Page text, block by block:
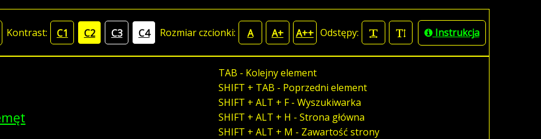
Kontrast: C1 C2 C3 C4 Rozmiar czcionki: A A+ A++ Odstępy: Instrukcja
TAB - Kolejny element
SHIFT + TAB - Poprzedni element
SHIFT + ALT + F - Wyszukiwarka
SHIFT + ALT + H - Strona główna
SHIFT + ALT + M - Zawartość strony